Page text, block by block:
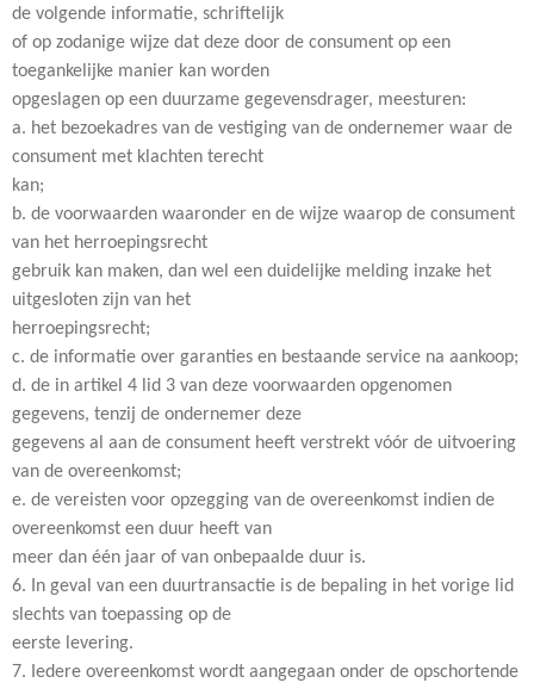
de volgende informatie, schriftelijk
of op zodanige wijze dat deze door de consument op een
toegankelijke manier kan worden
opgeslagen op een duurzame gegevensdrager, meesturen:
a. het bezoekadres van de vestiging van de ondernemer waar de
consument met klachten terecht
kan;
b. de voorwaarden waaronder en de wijze waarop de consument
van het herroepingsrecht
gebruik kan maken, dan wel een duidelijke melding inzake het
uitgesloten zijn van het
herroepingsrecht;
c. de informatie over garanties en bestaande service na aankoop;
d. de in artikel 4 lid 3 van deze voorwaarden opgenomen
gegevens, tenzij de ondernemer deze
gegevens al aan de consument heeft verstrekt vóór de uitvoering
van de overeenkomst;
e. de vereisten voor opzegging van de overeenkomst indien de
overeenkomst een duur heeft van
meer dan één jaar of van onbepaalde duur is.
6. In geval van een duurtransactie is de bepaling in het vorige lid
slechts van toepassing op de
eerste levering.
7. Iedere overeenkomst wordt aangegaan onder de opschortende